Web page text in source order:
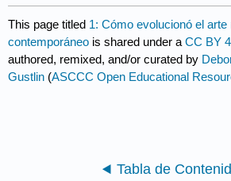
This page titled 1: Cómo evolucionó el
contemporáneo is shared under aCC BY
authored, remixed, and/or curated by
Gustlin (ASCCC Open Educational
Tabla de